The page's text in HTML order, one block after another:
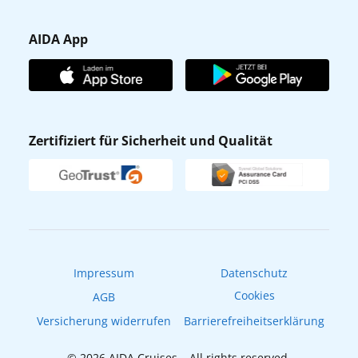
Affiliateprogramm
Verhaltens- & Ethikkodex
Newsletter
Gästefragebogen
AIDA Club
AIDA App
AIDA App
Zertifiziert für Sicherheit und Qualität
Impressum
Datenschutz
AGB
Cookies
Versicherung widerrufen
Barrierefreiheitserklärung